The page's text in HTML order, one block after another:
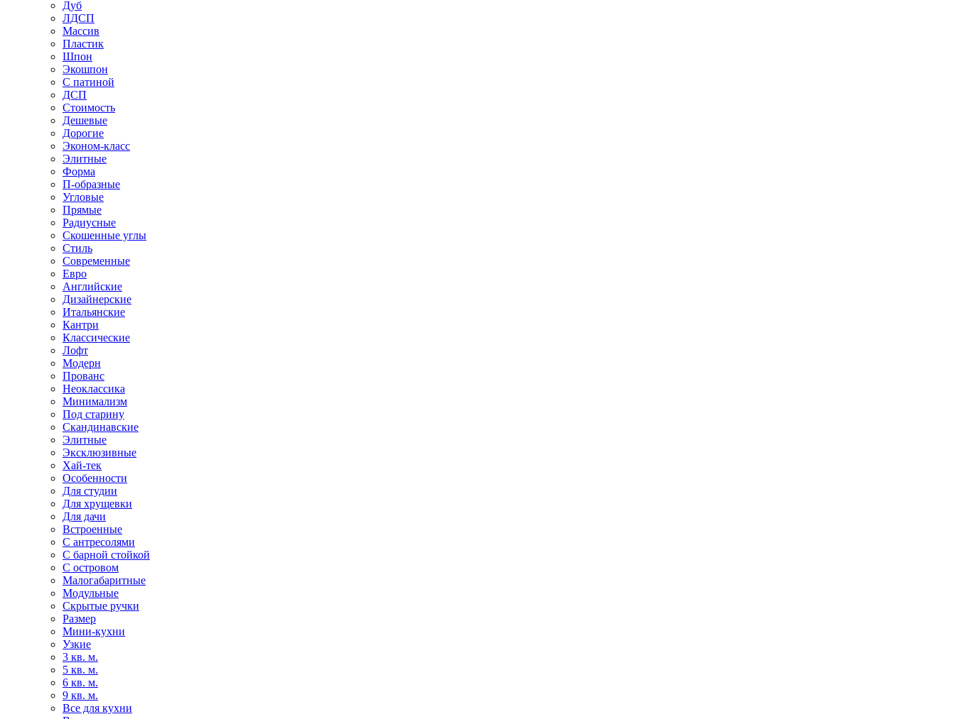
Дуб
ЛДСП
Массив
Пластик
Шпон
Экошпон
С патиной
ДСП
Стоимость
Дешевые
Дорогие
Эконом-класс
Элитные
Форма
П-образные
Угловые
Прямые
Радиусные
Скошенные углы
Стиль
Современные
Евро
Английские
Дизайнерские
Итальянские
Кантри
Классические
Лофт
Модерн
Прованс
Неоклассика
Минимализм
Под старину
Скандинавские
Элитные
Эксклюзивные
Хай-тек
Особенности
Для студии
Для хрущевки
Для дачи
Встроенные
С антресолями
С барной стойкой
С островом
Малогабаритные
Модульные
Скрытые ручки
Размер
Мини-кухни
Узкие
3 кв. м.
5 кв. м.
6 кв. м.
9 кв. м.
Все для кухни